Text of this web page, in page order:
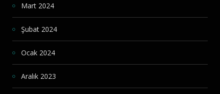
Mart 2024
Şubat 2024
Ocak 2024
Aralık 2023